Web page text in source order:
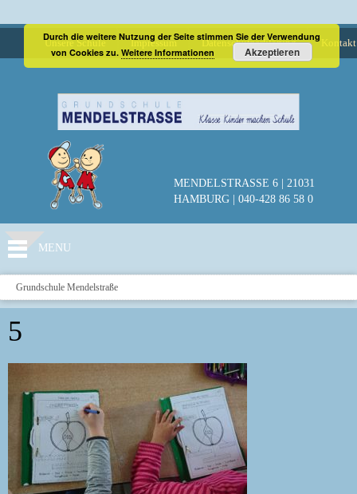
Unsere Schule Impressum Datenschutzerklärung Kontakt
MENDELSTRASSE 6 | 21031
HAMBURG | 040-428 86 58 0
MENU
Grundschule Mendelstraße
5
Durch die weitere Nutzung der Seite stimmen Sie der Verwendung
von Cookies zu. Weitere Informationen Akzeptieren